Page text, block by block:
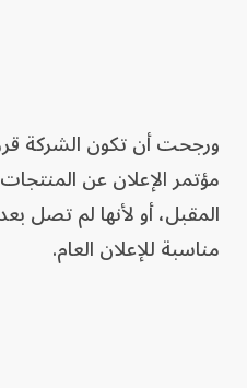
ورجحت أن تكون الشركة
مؤتمر الإعلان عن
المقبل، أو لأنها لم تصل
مناسبة للإعلان العام.